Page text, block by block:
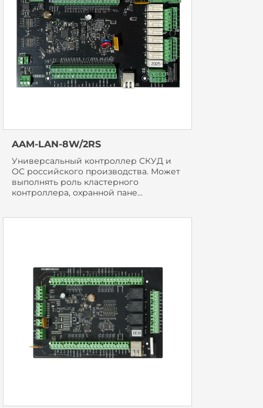
AAM-LAN-8W/2RS
Универсальный контроллер СКУД и
ОС российского производства. Может
выполнять роль кластерного
контроллера, охранной пане...